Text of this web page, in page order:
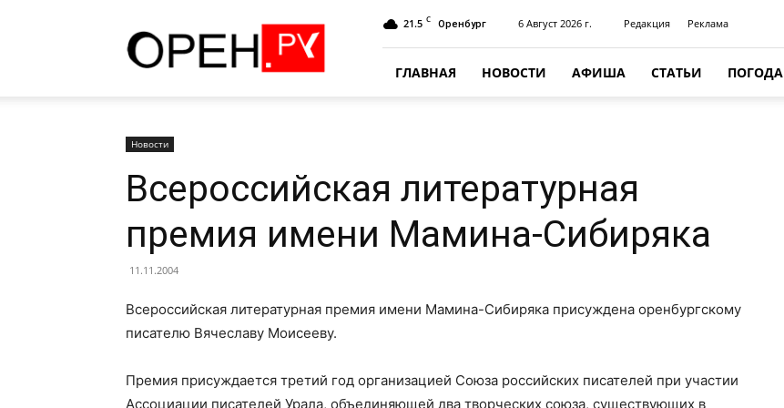
21.5 C Оренбург 6 Август 2026 г. Редакция Реклама
ГЛАВНАЯ НОВОСТИ АФИША СТАТЬИ ПОГОДА
Новости
Всероссийская литературная
премия имени Мамина-Сибиряка
11.11.2004
Всероссийская литературная премия имени Мамина-Сибиряка присуждена оренбургскому
писателю Вячеславу Моисееву.
Премия присуждается третий год организацией Союза российских писателей при участии
Ассоциации писателей Урала, объединяющей два творческих союза, существующих в